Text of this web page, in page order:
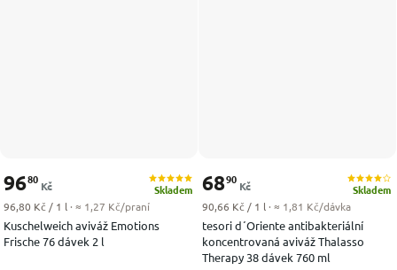
Kuschelweich aviváž Emotions
Frische 76 dávek 2 l
Skladem
9680
Kč
Měrná cena:
96,80 Kč / 1 l · ≈ 1,27 Kč/praní
tesori d´Oriente antibakteriální
koncentrovaná aviváž Thalasso
Therapy 38 dávek 760 ml
Skladem
6890
Kč
Měrná cena:
90,66 Kč / 1 l · ≈ 1,81 Kč/dávka